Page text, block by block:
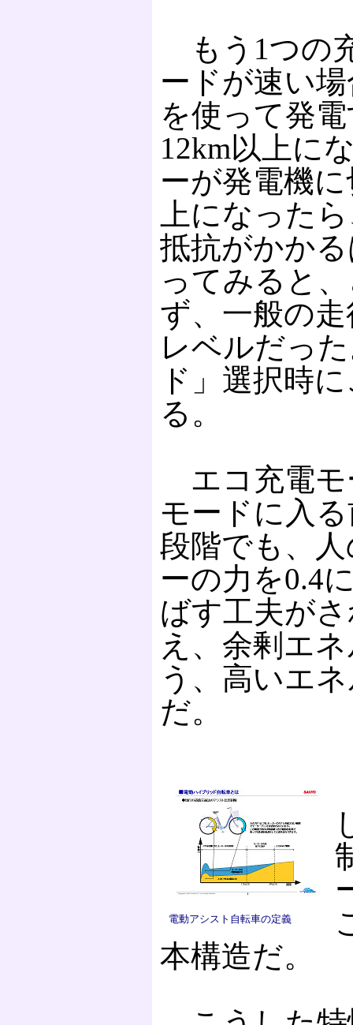
もう1つの
ードが速い
を使って発
12km以上に
ーが発電機
上になった
抵抗がかか
ってみると
ず、一般の
レベルだっ
ド」選択時
る。
エコ充電モ
モードに入
段階でも、
ーの力を0.4
ばす工夫が
え、余剰エ
う、高いエ
だ。
電動アシスト自転車の定義
本構造だ。